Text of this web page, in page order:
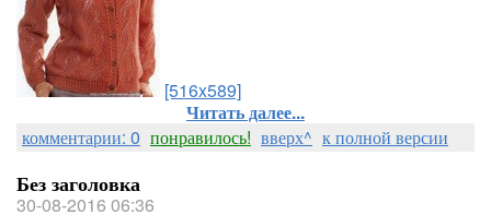
[516x589]
Читать далее...
комментарии: 0 понравилось! вверх^ к полной версии
Без заголовка
30-08-2016 06:36